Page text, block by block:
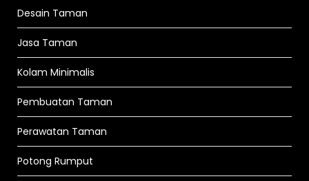
Desain Taman
Jasa Taman
Kolam Minimalis
Pembuatan Taman
Perawatan Taman
Potong Rumput